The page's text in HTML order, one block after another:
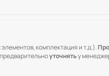
комплектация и т.д.).
уточнятьу